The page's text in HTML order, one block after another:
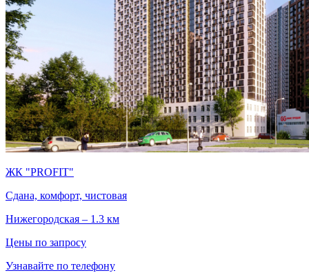
ЖК "PROFIT"
Сдана, комфорт, чистовая
Нижегородская – 1.3 км
Цены по запросу
Узнавайте по телефону